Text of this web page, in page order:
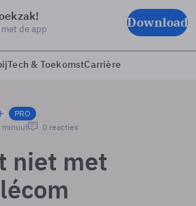
de app Download
Tech & ToekomstCarrière
PRO
minuut 0 reacties
niet met